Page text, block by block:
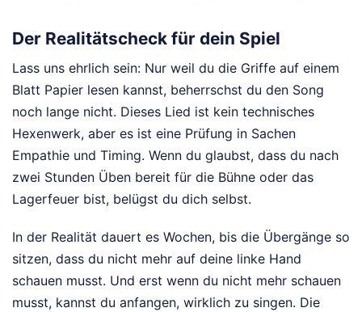
Der Realitätscheck für dein Spiel
Lass uns ehrlich sein: Nur weil du die Griffe auf einem
Blatt Papier lesen kannst, beherrschst du den Song
noch lange nicht. Dieses Lied ist kein technisches
Hexenwerk, aber es ist eine Prüfung in Sachen
Empathie und Timing. Wenn du glaubst, dass du nach
zwei Stunden Üben bereit für die Bühne oder das
Lagerfeuer bist, belügst du dich selbst.
In der Realität dauert es Wochen, bis die Übergänge so
sitzen, dass du nicht mehr auf deine linke Hand
schauen musst. Und erst wenn du nicht mehr schauen
musst, kannst du anfangen, wirklich zu singen. Die